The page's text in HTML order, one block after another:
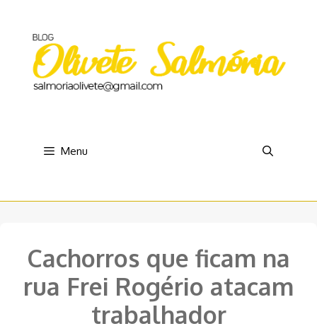
conteúdo
Menu
Cachorros que ficam na
rua Frei Rogério atacam
trabalhador